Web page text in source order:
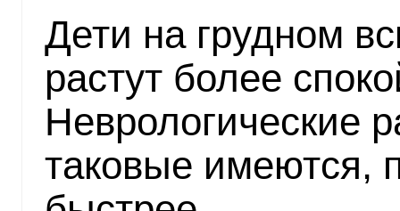
Дети на грудном
растут более
Неврологические
таковые имеются,